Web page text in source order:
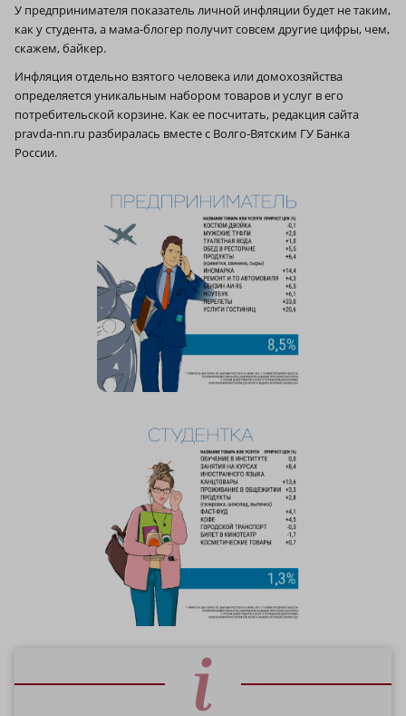
У предпринимателя показатель личной инфляции будет не таким,
как у студента, а мама-блогер получит совсем другие цифры, чем,
скажем, байкер.
Инфляция отдельно взятого человека или домохозяйства
определяется уникальным набором товаров и услуг в его
потребительской корзине. Как ее посчитать, редакция сайта
pravda-nn.ru разбиралась вместе с Волго-Вятским ГУ Банка
России.